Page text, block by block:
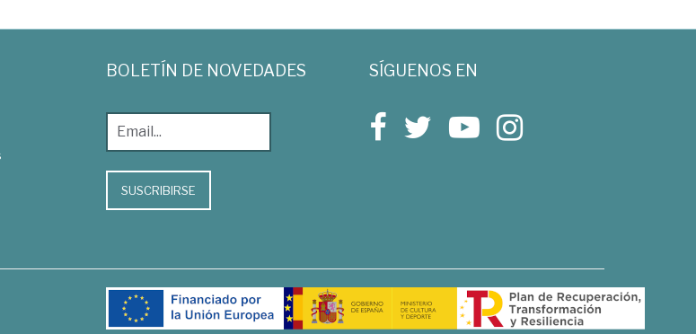
BOLETÍN DE NOVEDADES
SUSCRIBIRSE
SÍGUENOS EN